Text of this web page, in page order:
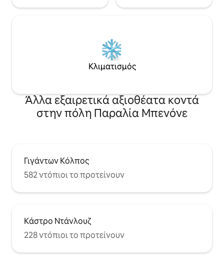
Κλιματισμός
Άλλα εξαιρετικά αξιοθέατα κοντά
στην πόλη Παραλία Μπενόνε
Γιγάντων Κόλπος
582 ντόπιοι το προτείνουν
Κάστρο Ντάνλουζ
228 ντόπιοι το προτείνουν